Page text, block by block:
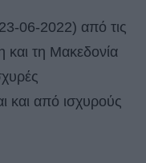
06-2022) από τις
και τη Μακεδονία
και από ισχυρούς